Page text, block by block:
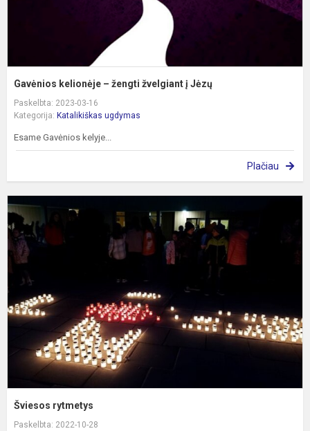
Gavėnios kelionėje – žengti žvelgiant į Jėzų
Paskelbta: 2023-03-16
Kategorija: Katalikiškas ugdymas
Esame Gavėnios kelyje...
Plačiau
Šviesos rytmetys
Paskelbta: 2022-10-28